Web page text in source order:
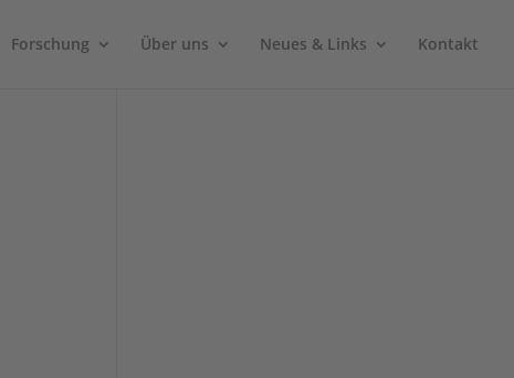
Forschung Über uns Neues & Links Kontakt